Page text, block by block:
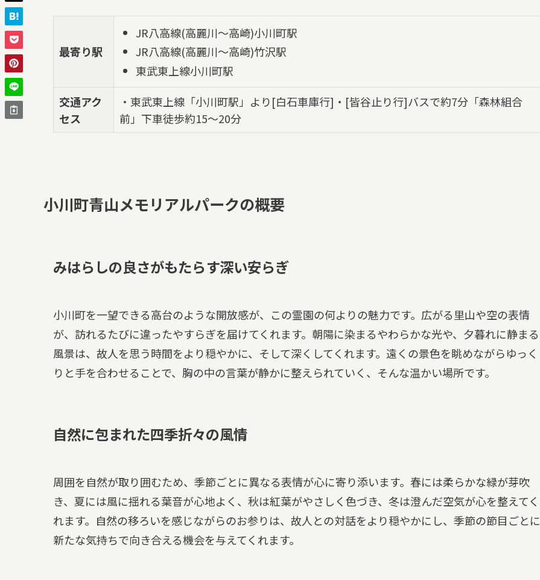
最寄り駅
JR八高線(高麗川～高崎)小川町駅
JR八高線(高麗川～高崎)竹沢駅
東武東上線小川町駅
交通アク
セス
・東武東上線「小川町駅」より[白石車庫行]・[皆谷止り行]バスで約7分「森林組合
前」下車徒歩約15～20分
小川町青山メモリアルパークの概要
みはらしの良さがもたらす深い安らぎ
小川町を一望できる高台のような開放感が、この霊園の何よりの魅力です。広がる里山や空の表情
が、訪れるたびに違ったやすらぎを届けてくれます。朝陽に染まるやわらかな光や、夕暮れに静まる
風景は、故人を思う時間をより穏やかに、そして深くしてくれます。遠くの景色を眺めながらゆっく
りと手を合わせることで、胸の中の言葉が静かに整えられていく、そんな温かい場所です。
自然に包まれた四季折々の風情
周囲を自然が取り囲むため、季節ごとに異なる表情が心に寄り添います。春には柔らかな緑が芽吹
き、夏には風に揺れる葉音が心地よく、秋は紅葉がやさしく色づき、冬は澄んだ空気が心を整えてく
れます。自然の移ろいを感じながらのお参りは、故人との対話をより穏やかにし、季節の節目ごとに
新たな気持ちで向き合える機会を与えてくれます。